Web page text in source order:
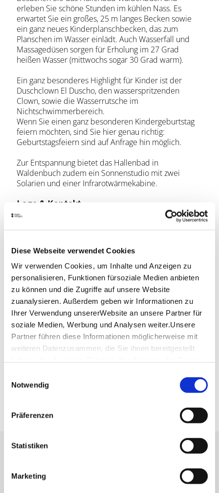
Diese Webseite verwendet Cookies
Wir verwenden Cookies, um Inhalte und Anzeigen zu
personalisieren, Funktionen fürsoziale Medien anbieten
zu können und die Zugriffe auf unsere Website
zuanalysieren. Außerdem geben wir Informationen zu
Ihrer Verwendung unsererWebsite an unsere Partner für
soziale Medien, Werbung und Analysen weiter.Unsere
Partner führen diese Informationen möglicherweise mit
weiteren Datenzusammen, die Sie ihnen bereitgestellt
Impressum
Notwendig
Präferenzen
Statistiken
Marketing
erleben Sie schöne Stunden im kühlen Nass. Es
erwartet Sie ein großes, 25 m langes Becken sowie
ein ganz neues Kinderplanschbecken, das zum
Planschen im Wasser einlädt. Auch Wasserfall und
Massagedüsen sorgen für Erholung im 27 Grad
heißen Wasser (mittwochs sogar 30 Grad warm).
Ein ganz besonderes Highlight für Kinder ist der
Duschclown El Duscho, den wasserspritzenden
Clown, sowie die Wasserrutsche im
Nichtschwimmerbereich.
Wenn Sie einen ganz besonderen Kindergeburtstag
feiern möchten, sind Sie hier genau richtig:
Geburtstagsfeiern sind auf Anfrage hin möglich.
Zur Entspannung bietet das Hallenbad in
Waldenbuch zudem ein Sonnenstudio mit zwei
Solarien und einer Infrarotwärmekabine.
Lage & Kontakt
Pestalozziweg 12
Mail:hallenbad@waldenbuch.de
Website: hallenbad.waldenbuch.de
Planen Sie Ihre Anreise
Verkehrs- und Tarifverbund Stuttgart GmbH
Fahrplanauskunft des VVS
Deutsche Bahn AG
Google Maps
Mit unserem Newsletter bleiben Sie zu Events,